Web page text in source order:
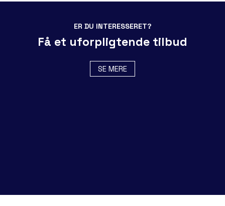
ER DU INTERESSERET?
Få et uforpligtende tilbud
SE MERE